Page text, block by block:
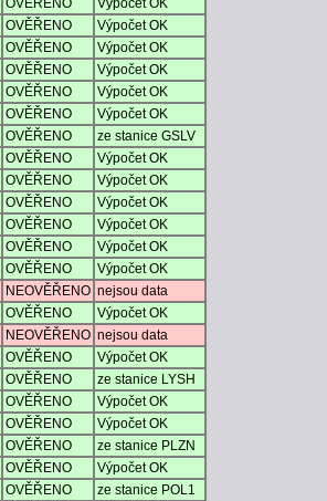
OVĚŘENO
Výpočet OK
OVĚŘENO
Výpočet OK
OVĚŘENO
Výpočet OK
OVĚŘENO
Výpočet OK
OVĚŘENO
Výpočet OK
OVĚŘENO
Výpočet OK
OVĚŘENO
ze stanice GSLV
OVĚŘENO
Výpočet OK
OVĚŘENO
Výpočet OK
OVĚŘENO
Výpočet OK
OVĚŘENO
Výpočet OK
OVĚŘENO
Výpočet OK
OVĚŘENO
Výpočet OK
NEOVĚŘENO nejsou data
OVĚŘENO
Výpočet OK
NEOVĚŘENO nejsou data
OVĚŘENO
Výpočet OK
OVĚŘENO
ze stanice LYSH
OVĚŘENO
Výpočet OK
OVĚŘENO
Výpočet OK
OVĚŘENO
ze stanice PLZN
OVĚŘENO
Výpočet OK
OVĚŘENO
ze stanice POL1